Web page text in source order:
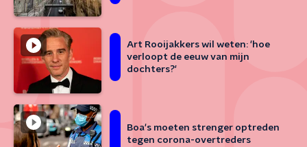
Art Rooijakkers wil weten: 'hoe
verloopt de eeuw van mijn
dochters?'
Boa's moeten strenger optreden
tegen corona-overtreders